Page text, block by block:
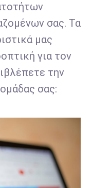
σας. Τα
μας
για τον
την
σας: